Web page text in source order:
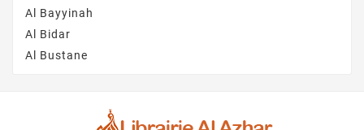
Al Bayyinah
Al Bidar
Al Bustane